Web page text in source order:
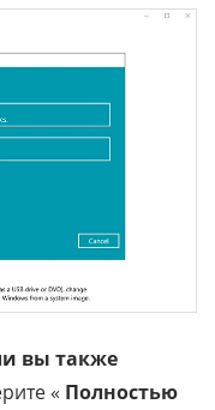
вы также
« Полностью